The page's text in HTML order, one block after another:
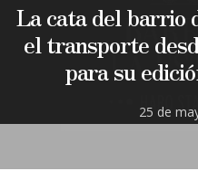
La cata del barrio
el transporte
para su
25 de